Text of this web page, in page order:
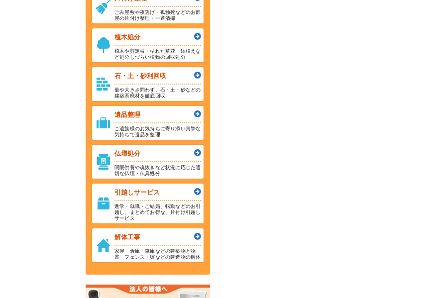
ごみ屋敷や夜逃げ・孤独死などのお部
屋の片付け整理・一斉清掃
植木処分
植木や剪定枝・枯れた草花・鉢植えな
ど処分しづらい植物の回収処分
石・土・砂利回収
量や大きさ問わず、石・土・砂などの
建築系廃材を徹底回収
遺品整理
ご遺族様のお気持ちに寄り添い真摯な
気持ちで遺品を整理
仏壇処分
閉眼供養や魂抜きなど状況に応じた適
切な仏壇・仏具処分
引越しサービス
進学・就職・ご結婚、転勤などのお引
越し、まとめてお得な、片付け引越し
サービス
解体工事
家屋・倉庫・車庫などの建築物と物
置・フェンス・塀などの建造物の解体